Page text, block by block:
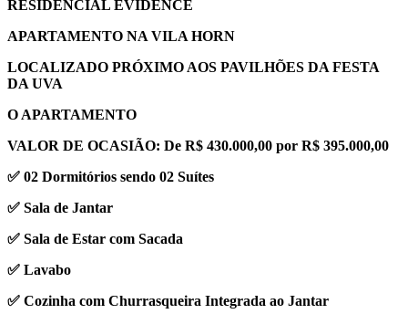
RESIDENCIAL EVIDENCE
APARTAMENTO NA VILA HORN
LOCALIZADO PRÓXIMO AOS PAVILHÕES DA FESTA
DA UVA
O APARTAMENTO
VALOR DE OCASIÃO: De R$ 430.000,00 por R$ 395.000,00
✅ 02 Dormitórios sendo 02 Suítes
✅ Sala de Jantar
✅ Sala de Estar com Sacada
✅ Lavabo
✅ Cozinha com Churrasqueira Integrada ao Jantar